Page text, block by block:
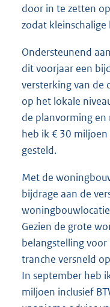
door in te zetten
zodat
Ondersteunend
dit voorjaar een
versterking van de
op het lokale
de planvorming en
heb ik € 30
gesteld.
Met de
bijdrage aan de
Gezien de grote
belangstelling
tranche versneld
In september heb
miljoen inclusief